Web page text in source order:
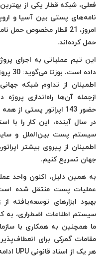
فعلی، شبکه قطار یکی از
نامه‌های پستی بین آسیا و
حمل کرده‌اند.
این تیم عملیاتی به اجرای
اطمینان از تداوم شبکه
ازجمله آن‌ها راه‌اندازی پروژه
حضور 143 اپراتور
در سال آینده، این کار را با
سیستم پست بین‌الملل و سایر
اطمینان از پیروی بیشتر
جهان تسریع کنیم.
به همین دلیل، اکنون واحد
عملیات پست منتقل شده
بهبود ابزارهای توسعه‌یافته
سیستم اطلاعات اضطراری، به
ما همچنین به همکاری با
مقامات گمرکی برای
هر یک از اسناد قانونی UPU ادامه می‌دهیم.